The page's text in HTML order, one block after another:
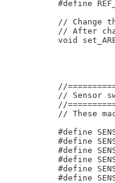
#define
// Change
// After
void
//
// Sensor
//
// These
#define
#define
#define
#define
#define
#define